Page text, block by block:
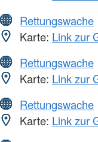
Rettungswache
Karte: Link zur
Rettungswache
Karte: Link zur
Rettungswache
Karte: Link zur